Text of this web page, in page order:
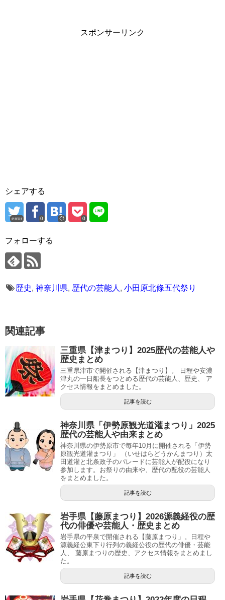
スポンサーリンク
シェアする
error 0 0
フォローする
歴史, 神奈川県, 歴代の芸能人 , 小田原北條五代祭り
関連記事
三重県【津まつり】2025歴代の芸能人や
歴史まとめ
三重県津市で開催される【津まつり】。 日程や安濃
津丸の一日船長をつとめる歴代の芸能人、歴史、 ア
クセス情報をまとめました。
記事を読む
神奈川県「伊勢原観光道灌まつり」2025
歴代の芸能人や由来まとめ
神奈川県の伊勢原市で毎年10月に開催される「伊勢
原観光道灌まつり」 （いせはらどうかんまつり）太
田道灌と北条政子のパレードに芸能人が配役になり
参加します。お祭りの由来や、歴代の配役の芸能人
をまとめました。
記事を読む
岩手県【藤原まつり】2026源義経役の歴
代の俳優や芸能人・歴史まとめ
岩手県の平泉で開催される【藤原まつり」。日程や
源義経公東下り行列の義経公役の歴代の俳優・芸能
人、 藤原まつりの歴史、アクセス情報をまとめまし
た。
記事を読む